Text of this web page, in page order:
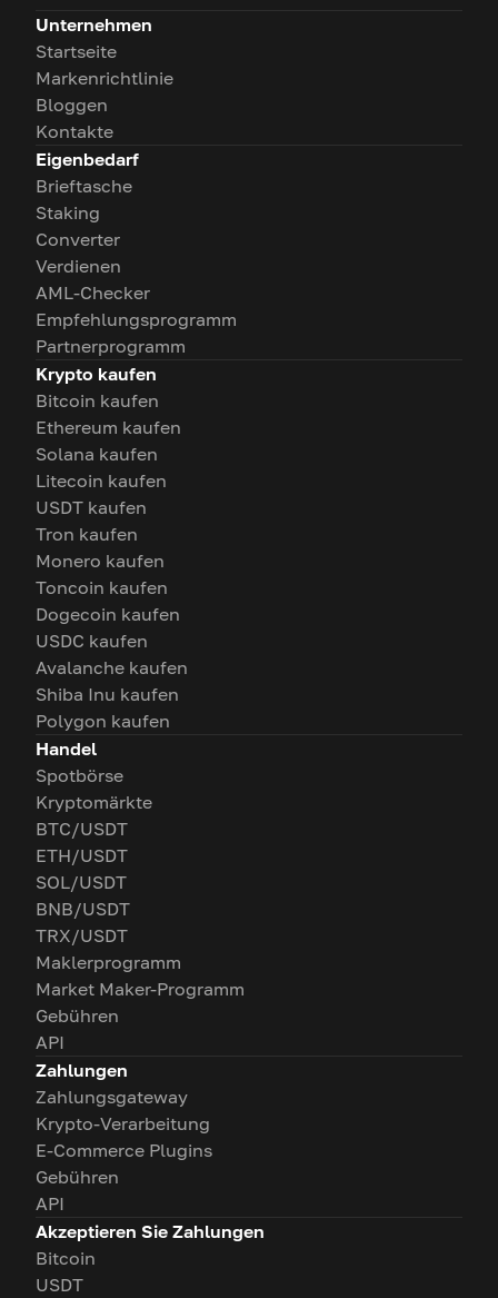
Unternehmen
Startseite
Markenrichtlinie
Bloggen
Kontakte
Eigenbedarf
Brieftasche
Staking
Converter
Verdienen
AML-Checker
Empfehlungsprogramm
Partnerprogramm
Krypto kaufen
Bitcoin kaufen
Ethereum kaufen
Solana kaufen
Litecoin kaufen
USDT kaufen
Tron kaufen
Monero kaufen
Toncoin kaufen
Dogecoin kaufen
USDC kaufen
Avalanche kaufen
Shiba Inu kaufen
Polygon kaufen
Handel
Spotbörse
Kryptomärkte
BTC/USDT
ETH/USDT
SOL/USDT
BNB/USDT
TRX/USDT
Maklerprogramm
Market Maker-Programm
Gebühren
API
Zahlungen
Zahlungsgateway
Krypto-Verarbeitung
E-Commerce Plugins
Gebühren
API
Akzeptieren Sie Zahlungen
Bitcoin
USDT